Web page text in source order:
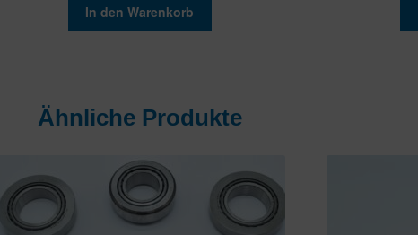
In den Warenkorb
Ähnliche Produkte